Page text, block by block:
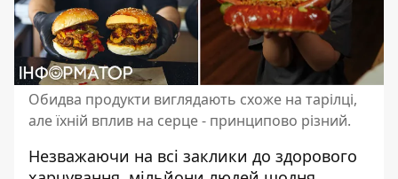
Обидва продукти виглядають схоже на тарілці,
але їхній вплив на серце - принципово різний.
Незважаючи на всі заклики до здорового